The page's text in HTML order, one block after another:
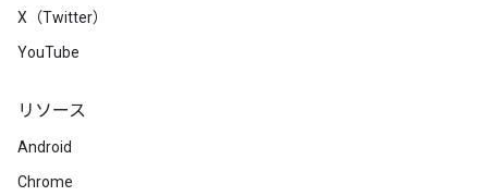
X（Twitter）
YouTube
リソース
Android
Chrome